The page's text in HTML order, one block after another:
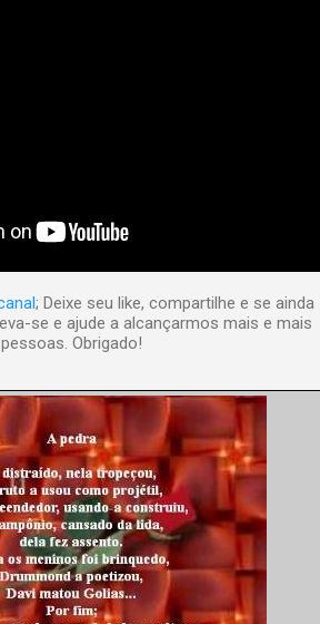
; Deixe seu like, compartilhe e se ainda
se e ajude a alcançarmos mais e mais
pessoas. Obrigado!